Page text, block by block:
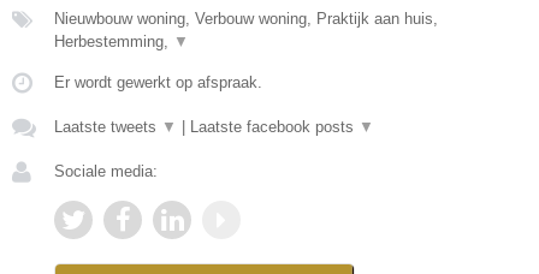
Nieuwbouw woning, Verbouw woning, Praktijk aan huis,
Herbestemming, ▼
Er wordt gewerkt op afspraak.
Laatste tweets ▼ Laatste facebook posts ▼
Sociale media: